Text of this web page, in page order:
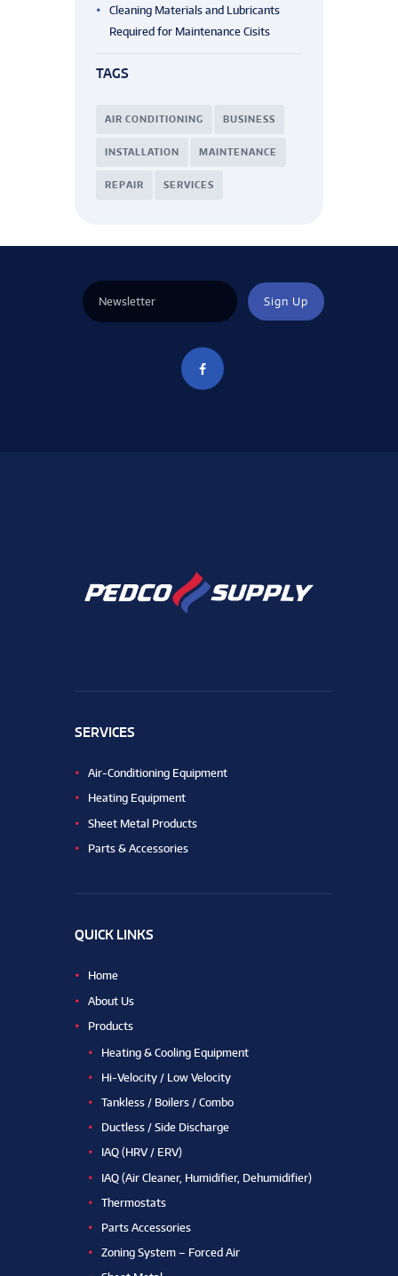
Cleaning Materials and Lubricants
Required for Maintenance Cisits
TAGS
AIR CONDITIONING BUSINESS
INSTALLATION MAINTENANCE
REPAIR SERVICES
SERVICES
Air-Conditioning Equipment
Heating Equipment
Sheet Metal Products
Parts & Accessories
QUICK LINKS
Home
About Us
Products
Heating & Cooling Equipment
Hi-Velocity / Low Velocity
Tankless / Boilers / Combo
Ductless / Side Discharge
IAQ (HRV / ERV)
IAQ (Air Cleaner, Humidifier, Dehumidifier)
Thermostats
Parts Accessories
Zoning System – Forced Air